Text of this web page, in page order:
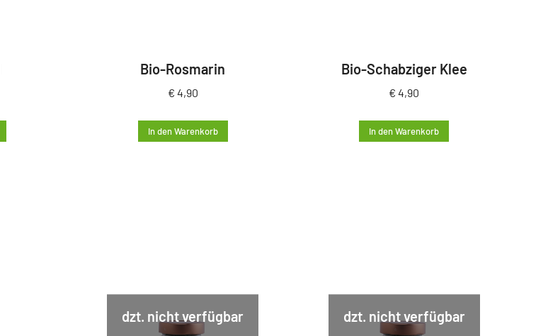
Bio-Rosmarin
€ 4,90
In den Warenkorb
Bio-Schabziger Klee
€ 4,90
In den Warenkorb
dzt. nicht verfügbar dzt. nicht verfügbar